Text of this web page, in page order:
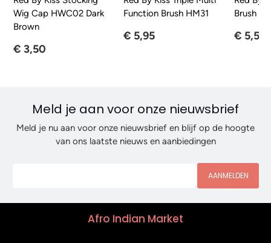
Wig Cap HWC02 Dark
Brown
€ 3,50
Function Brush HM31
€ 5,95
Brush
€ 5,50
Meld je aan voor onze nieuwsbrief
Meld je nu aan voor onze nieuwsbrief en blijf op de hoogte
van ons laatste nieuws en aanbiedingen
AANMELDEN
Afro Indian Market